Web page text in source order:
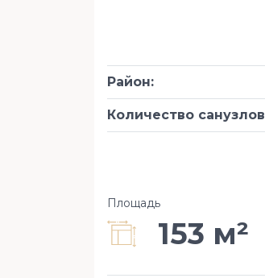
Район:
Количество санузлов
Площадь
153 м²